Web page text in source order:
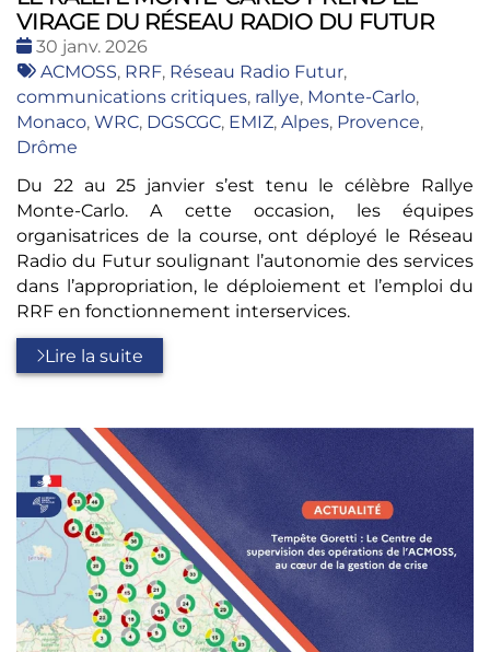
VIRAGE DU RÉSEAU RADIO DU FUTUR
Date
:
30 janv. 2026
Tags
:
ACMOSS, RRF, Réseau Radio Futur,
communications critiques, rallye, Monte-Carlo,
Monaco, WRC, DGSCGC, EMIZ, Alpes, Provence,
Drôme
Du 22 au 25 janvier s’est tenu le célèbre Rallye
Monte-Carlo. A cette occasion, les équipes
organisatrices de la course, ont déployé le Réseau
Radio du Futur soulignant l’autonomie des services
dans l’appropriation, le déploiement et l’emploi du
RRF en fonctionnement interservices.
Lire la suite